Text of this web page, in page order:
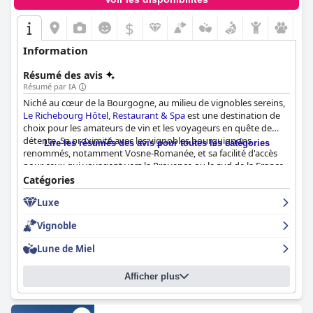
$
Information
Résumé des avis
Résumé par IA
Niché au cœur de la Bourgogne, au milieu de vignobles sereins,
Le Richebourg Hôtel, Restaurant & Spaest une destination de
choix pour les amateurs de vin et les voyageurs en quête de
détente. Sa proximité avec les vignobles bourguignons
renommés, notamment Vosne-Romanée, et sa facilité d'accès
pour ceux qui voyagent vers la Provence ou le sud de la France,
en font un lieu de retraite pratique et charmant.
L'hôtel propose des hébergements élégants avec des chambres
gamme. Les clients apprécient les lits confortables, les salles de
bains impeccables et la vue paisible sur le jardin. La propreté
générale et l'attention portée aux détails rehaussent
l'expérience paisible et luxueuse.
Les clients ne cessent de louer le buffet du petit-déjeuner pour
sa variété et sa qualité, servi dans le cadre pittoresque d'un
Lire les résumés des avis pour toutes les catégories
Catégories
Luxe
Vignoble
Lune de Miel
Afficher plus